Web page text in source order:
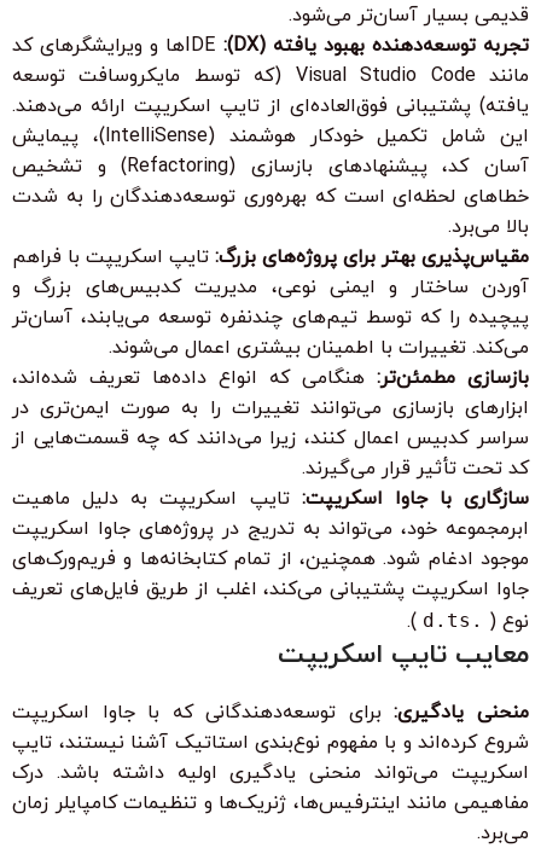
قدیمی بسیار آسان‌تر می‌شود.
تجربه توسعه‌دهنده بهبود یافته (DX):
IDEها و ویرایشگرهای کد
مانند Visual Studio Code (که توسط مایکروسافت توسعه
یافته) پشتیبانی فوق‌العاده‌ای از تایپ اسکریپت ارائه می‌دهند.
این شامل تکمیل خودکار هوشمند (IntelliSense)، پیمایش
آسان کد، پیشنهادهای بازسازی (Refactoring) و تشخیص
خطاهای لحظه‌ای است که بهره‌وری توسعه‌دهندگان را به شدت
بالا می‌برد.
مقیاس‌پذیری بهتر برای پروژه‌های بزرگ: تایپ اسکریپت با فراهم
آوردن ساختار و ایمنی نوعی، مدیریت کدبیس‌های بزرگ و
پیچیده را که توسط تیم‌های چندنفره توسعه می‌یابند، آسان‌تر
می‌کند. تغییرات با اطمینان بیشتری اعمال می‌شوند.
بازسازی مطمئن‌تر: هنگامی که انواع داده‌ها تعریف شده‌اند،
ابزارهای بازسازی می‌توانند تغییرات را به صورت ایمن‌تری در
سراسر کدبیس اعمال کنند، زیرا می‌دانند که چه قسمت‌هایی از
کد تحت تأثیر قرار می‌گیرند.
سازگاری با جاوا اسکریپت: تایپ اسکریپت به دلیل ماهیت
ابرمجموعه خود، می‌تواند به تدریج در پروژه‌های جاوا اسکریپت
موجود ادغام شود. همچنین، از تمام کتابخانه‌ها و فریم‌ورک‌های
جاوا اسکریپت پشتیبانی می‌کند، اغلب از طریق فایل‌های تعریف
نوع ( .d.ts
).
معایب تایپ اسکریپت
منحنی یادگیری:برای توسعه‌دهندگانی که با جاوا اسکریپت
شروع کرده‌اند و با مفهوم نوع‌بندی استاتیک آشنا نیستند، تایپ
اسکریپت می‌تواند منحنی یادگیری اولیه داشته باشد. درک
مفاهیمی مانند اینترفیس‌ها، ژنریک‌ها و تنظیمات کامپایلر زمان
می‌برد.